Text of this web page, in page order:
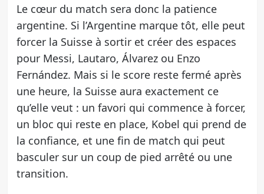
Le cœur du match sera donc la patience
argentine. Si l’Argentine marque tôt, elle peut
forcer la Suisse à sortir et créer des espaces
pour Messi, Lautaro, Álvarez ou Enzo
Fernández. Mais si le score reste fermé après
une heure, la Suisse aura exactement ce
qu’elle veut : un favori qui commence à forcer,
un bloc qui reste en place, Kobel qui prend de
la confiance, et une fin de match qui peut
basculer sur un coup de pied arrêté ou une
transition.